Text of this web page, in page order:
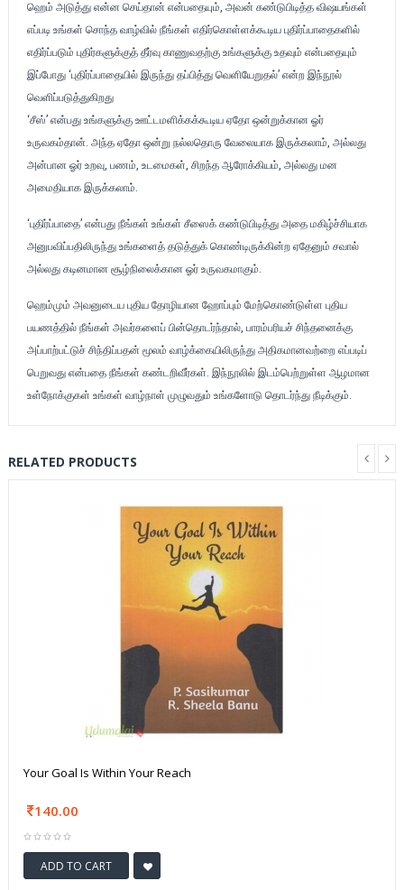
ஹெம் அடுத்து என்ன செய்தான் என்பதையும், அவன் கண்டுபிடித்த விஷயங்கள்
எப்படி உங்கள் சொந்த வாழ்வில் நீங்கள் எதிர்கொள்ளக்கூடிய புதிர்ப்பாதைகளில்
எதிர்ப்படும் புதிர்களுக்குத் தீர்வு காணுவதற்கு உங்களுக்கு உதவும் என்பதையும்
இப்போது ‘புதிர்ப்பாதையில் இருந்து தப்பித்து வெளியேறுதல்’ என்ற இந்நூல்
வெளிப்படுத்துகிறது
‘சீஸ்’ என்பது உங்களுக்கு ஊட்டமளிக்கக்கூடிய ஏதோ ஒன்றுக்கான ஓர்
உருவகம்தான். அந்த ஏதோ ஒன்று நல்லதொரு வேலையாக இருக்கலாம், அல்லது
அன்பான ஓர் உறவு, பணம், உடமைகள், சிறந்த ஆரோக்கியம், அல்லது மன
அமைதியாக இருக்கலாம்.
‘புதிர்ப்பாதை’ என்பது நீங்கள் உங்கள் சீஸைக் கண்டுபிடித்து அதை மகிழ்ச்சியாக
அனுபவிப்பதிலிருந்து உங்களைத் தடுத்துக் கொண்டிருக்கின்ற ஏதேனும் சவால்
அல்லது கடினமான சூழ்நிலைக்கான ஓர் உருவகமாகும்.
ஹெம்மும் அவனுடைய புதிய தோழியான ஹோப்பும் மேற்கொண்டுள்ள புதிய
பயணத்தில் நீங்கள் அவர்களைப் பின்தொடர்ந்தால், பாரம்பரியச் சிந்தனைக்கு
அப்பாற்பட்டுச் சிந்திப்பதன் மூலம் வாழ்க்கையிலிருந்து அதிகமானவற்றை எப்படிப்
பெறுவது என்பதை நீங்கள் கண்டறிவீர்கள். இந்நூலில் இடம்பெற்றுள்ள ஆழமான
உள்நோக்குகள் உங்கள் வாழ்நாள் முழுவதும் உங்களோடு தொடர்ந்து நீடிக்கும்.
RELATED PRODUCTS
Your Goal Is Within Your Reach
140.00
ADD TO CART